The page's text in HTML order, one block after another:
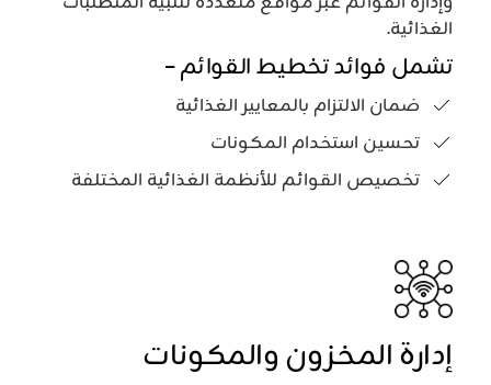
الغذائية.
تشمل فوائد تخطيط القوائم –
ضمان الالتزام بالمعايير الغذائية
تحسين استخدام المكونات
تخصيص القوائم للأنظمة الغذائية المختلفة
إدارة المخزون والمكونات